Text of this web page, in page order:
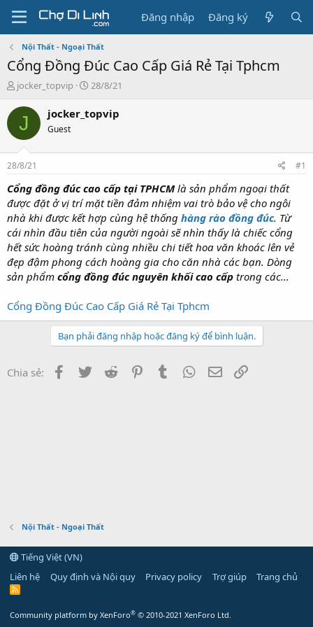
Đăng nhập Đăng ký
Nội Thất - Ngoại Thất
Cổng Đồng Đúc Cao Cấp Giá Rẻ Tại Tphcm
T
r
a
s
t
a
t
e
r
jocker_topvip
N
à
28/8/21
J jocker_topvip
Guest
28/8/21 #1
Cổng đồng đúc cao cấp tại TPHCMlà sản phẩm ngoại thất
được đặt ở vị trí mặt tiền đảm nhiệm vai trò bảo vệ cho ngôi
nhà khi được kết hợp cùng hệ thống hàng rào đồng đúc. Từ
cái nhìn đầu tiên của người ngoài sẽ nhìn thấy là chiếc cổng
hết sức hoàng tránh cùng nhiều chi tiết hoa văn khoác lên vẻ
đẹp đậm phong cách hoàng gia cho căn nhà các bạn. Dòng
sản phẩm cổng đồng đúc nguyên khối cao cấp trong các...
Cổng Đồng Đúc Cao Cấp Giá Rẻ Tại Tphcm
Bạn phải đăng nhập hoặc đăng ký để bình luận.
Chia sẻ: Facebook
Twitter Reddit PinterestTumblr WhatsApp
Email
Nội Thất - Ngoại Thất
Tiếng Việt (VN)
Liên hệ
Quy định và Nội quy Privacy policy Trợ giúp Trang chủ
R
Community platform by XenForo® © 2010-2021 XenForo Ltd.